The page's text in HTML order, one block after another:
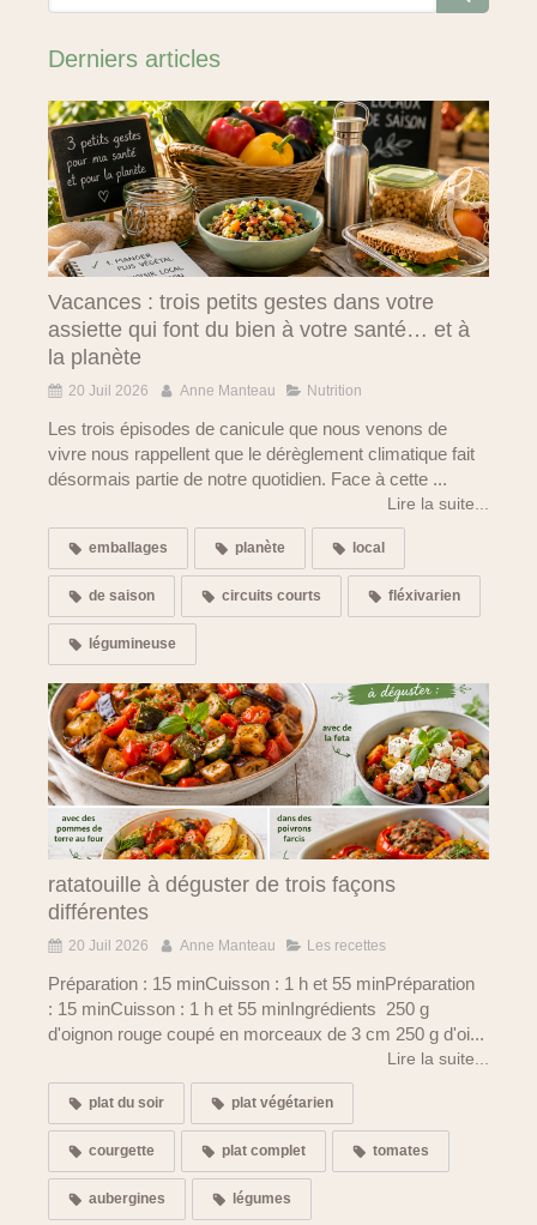
Derniers articles
Vacances : trois petits gestes dans votre
assiette qui font du bien à votre santé… et à
la planète
20 Juil 2026 Anne Manteau Nutrition
Les trois épisodes de canicule que nous venons de
vivre nous rappellent que le dérèglement climatique fait
désormais partie de notre quotidien. Face à cette ...
Lire la suite...
emballages planète local
de saison circuits courts fléxivarien
légumineuse
ratatouille à déguster de trois façons
différentes
20 Juil 2026 Anne Manteau Les recettes
Préparation : 15 minCuisson : 1 h et 55 minPréparation
: 15 minCuisson : 1 h et 55 minIngrédients 250 g
d'oignon rouge coupé en morceaux de 3 cm 250 g d'oi...
Lire la suite...
plat du soir plat végétarien
courgette plat complet tomates
aubergines légumes